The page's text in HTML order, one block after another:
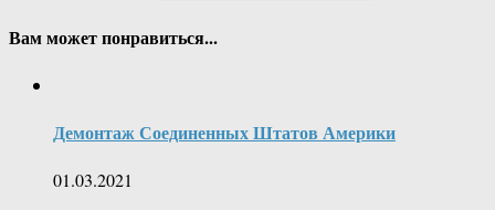
Вам может понравиться...
Демонтаж Соединенных Штатов Америки
01.03.2021